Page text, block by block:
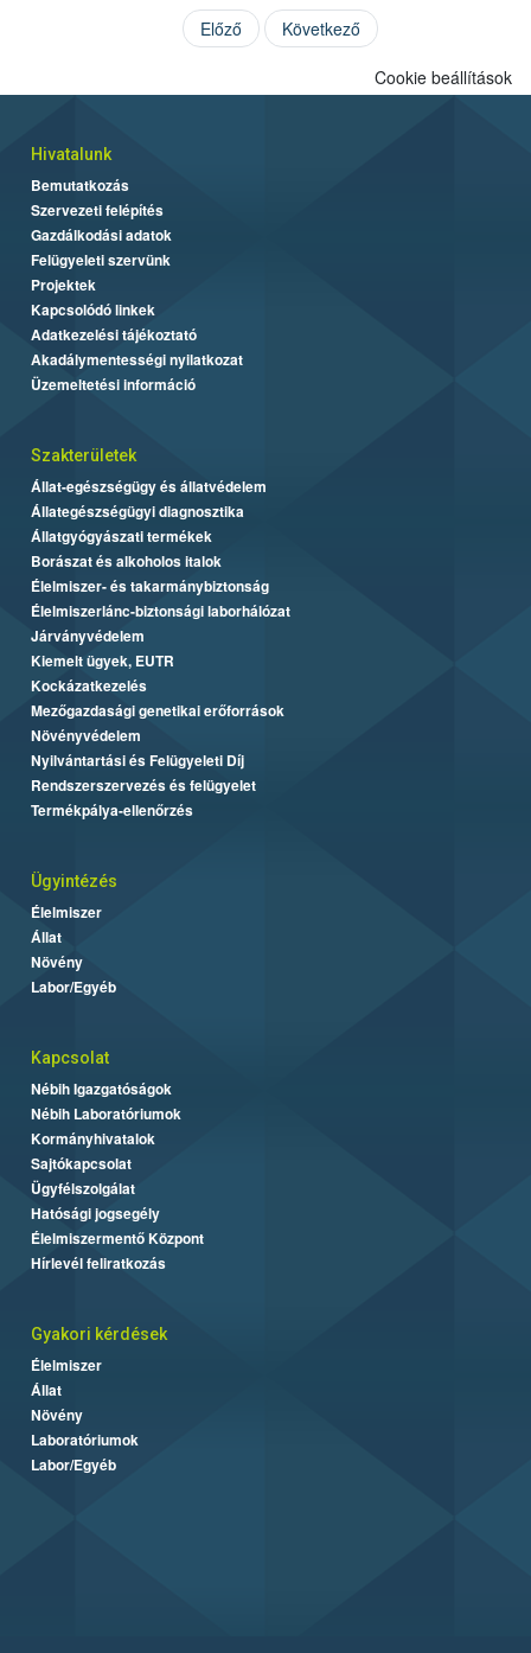
Előző Következő
Cookie beállítások
Hivatalunk
Bemutatkozás
Szervezeti felépítés
Gazdálkodási adatok
Felügyeleti szervünk
Projektek
Kapcsolódó linkek
Adatkezelési tájékoztató
Akadálymentességi nyilatkozat
Üzemeltetési információ
Szakterületek
Állat-egészségügy és állatvédelem
Állategészségügyi diagnosztika
Állatgyógyászati termékek
Borászat és alkoholos italok
Élelmiszer- és takarmánybiztonság
Élelmiszerlánc-biztonsági laborhálózat
Járványvédelem
Kiemelt ügyek, EUTR
Kockázatkezelés
Mezőgazdasági genetikai erőforrások
Növényvédelem
Nyilvántartási és Felügyeleti Díj
Rendszerszervezés és felügyelet
Termékpálya-ellenőrzés
Ügyintézés
Élelmiszer
Állat
Növény
Labor/Egyéb
Kapcsolat
Nébih Igazgatóságok
Nébih Laboratóriumok
Kormányhivatalok
Sajtókapcsolat
Ügyfélszolgálat
Hatósági jogsegély
Élelmiszermentő Központ
Hírlevél feliratkozás
Gyakori kérdések
Élelmiszer
Állat
Növény
Laboratóriumok
Labor/Egyéb